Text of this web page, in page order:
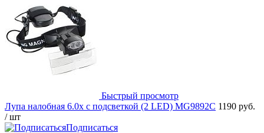
Быстрый просмотр
Лупа налобная 6.0x с подсветкой (2 LED) MG9892C 1190 руб.
/ шт
Подписаться